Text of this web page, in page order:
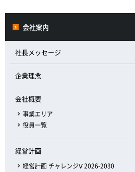
会社案内
社長メッセージ
企業理念
会社概要
事業エリア
役員一覧
経営計画
経営計画 チャレンジⅤ 2026-2030